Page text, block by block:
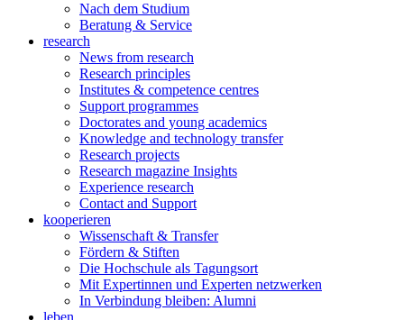
Nach dem Studium
Beratung & Service
research
News from research
Research principles
Institutes & competence centres
Support programmes
Doctorates and young academics
Knowledge and technology transfer
Research projects
Research magazine Insights
Experience research
Contact and Support
kooperieren
Wissenschaft & Transfer
Fördern & Stiften
Die Hochschule als Tagungsort
Mit Expertinnen und Experten netzwerken
In Verbindung bleiben: Alumni